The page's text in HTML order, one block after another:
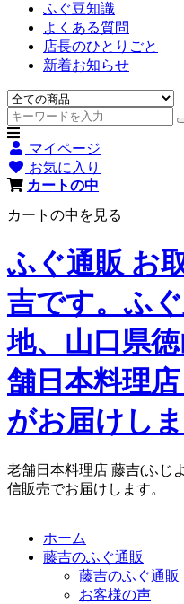
ふぐ豆知識
よくある質問
店長のひとりごと
新着お知らせ
マイページ
お気に入り
カートの中
カートの中を見る
ふぐ通販 お
吉です。ふ
地、山口県
舗日本料理
がお届けしま
老舗日本料理店 藤吉(ふじ
信販売でお届けします。
ホーム
藤吉のふぐ通販
藤吉のふぐ通販
お客様の声